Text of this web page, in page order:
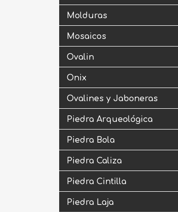
Molduras
Mosaicos
Ovalin
Onix
Ovalines y Jaboneras
Piedra Arqueológica
Piedra Bola
Piedra Caliza
Piedra Cintilla
Piedra Laja